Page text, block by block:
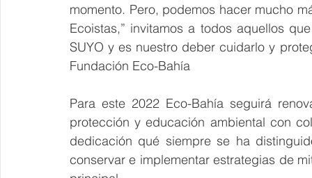
momento. Pero, podemos hacer mucho
Ecoistas,” invitamos a todos aquellos
SUYO y es nuestro deber cuidarlo y
Fundación Eco-Bahía
Para este 2022 Eco-Bahía seguirá
protección y educación ambiental con
dedicación qué siempre se ha
conservar e implementar estrategias de